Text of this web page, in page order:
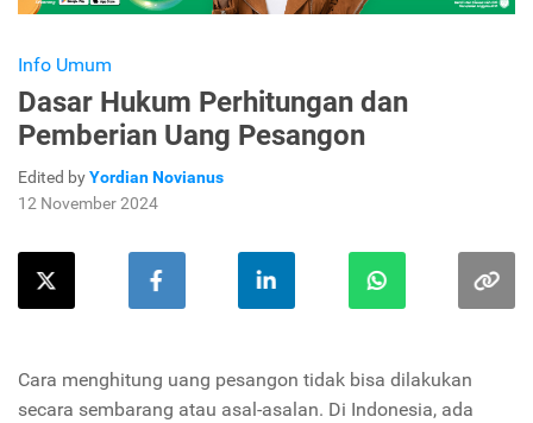
Info Umum
Dasar Hukum Perhitungan dan
Pemberian Uang Pesangon
Edited byYordian Novianus
12 November 2024
Cara menghitung uang pesangon tidak bisa dilakukan
secara sembarang atau asal-asalan. Di Indonesia, ada